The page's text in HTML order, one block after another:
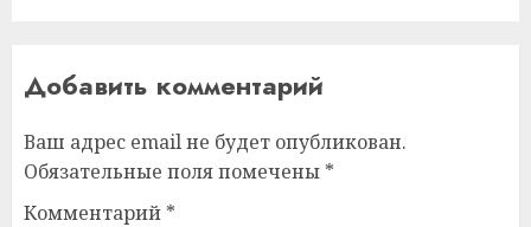
Добавить комментарий
Ваш адрес email не будет опубликован.
Обязательные поля помечены *
Комментарий *